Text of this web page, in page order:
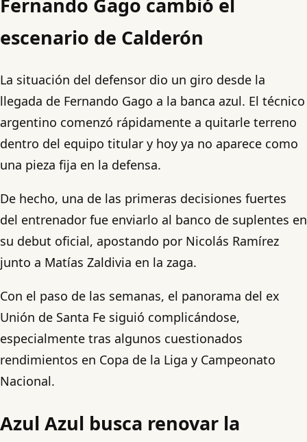
Fernando Gago cambió el
escenario de Calderón
La situación del defensor dio un giro desde la
llegada de Fernando Gago a la banca azul. El técnico
argentino comenzó rápidamente a quitarle terreno
dentro del equipo titular y hoy ya no aparece como
una pieza fija en la defensa.
De hecho, una de las primeras decisiones fuertes
del entrenador fue enviarlo al banco de suplentes en
su debut oficial, apostando por Nicolás Ramírez
junto a Matías Zaldivia en la zaga.
Con el paso de las semanas, el panorama del ex
Unión de Santa Fe siguió complicándose,
especialmente tras algunos cuestionados
rendimientos en Copa de la Liga y Campeonato
Nacional.
Azul Azul busca renovar la